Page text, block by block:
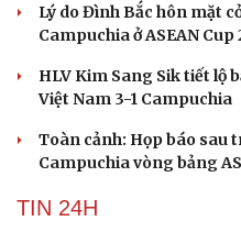
Lý do Đình Bắc hôn mặt
Campuchia ở ASEAN Cup
HLV Kim Sang Sik tiết lộ
Việt Nam 3-1 Campuchia
Toàn cảnh: Họp báo sau
Campuchia vòng bảng
TIN 24H